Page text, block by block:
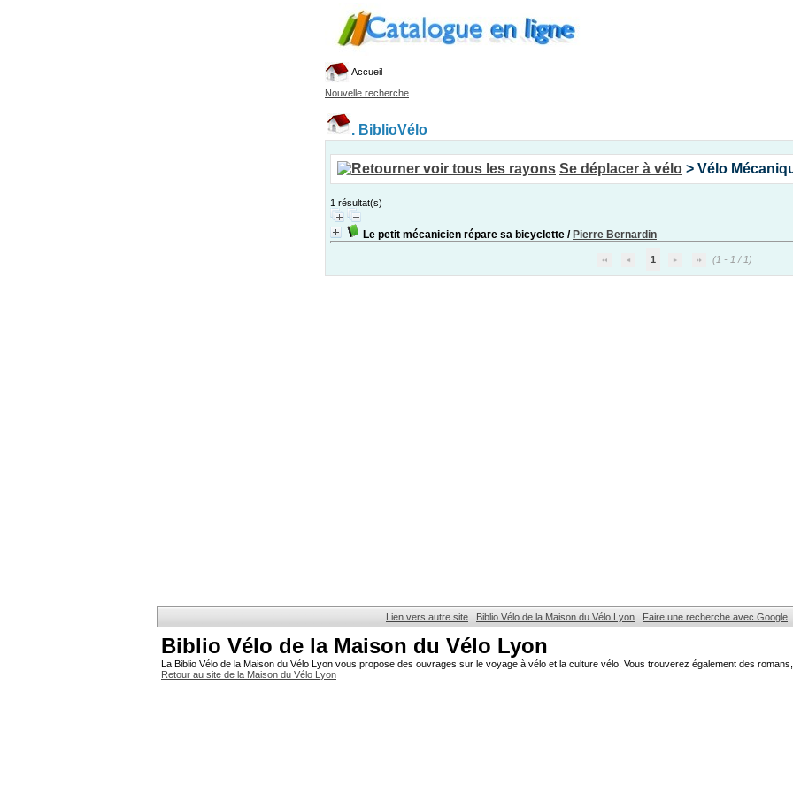
Accueil
Nouvelle recherche
. BiblioVélo
Se déplacer à vélo > Vélo
1 résultat(s)
Le petit mécanicien répare sa bicyclette / Pierre Bernardin
1 (1 - 1 / 1)
Lien vers autre site Biblio Vélo de la Maison du Vélo Lyon Faire une recherche avec Google
Biblio Vélo de la Maison du Vélo Lyon
La Biblio Vélo de la Maison du Vélo Lyon vous propose des ouvrages sur le voyage à vélo et la culture vélo. Vous trouverez également des
Retour au site de la Maison du Vélo Lyon